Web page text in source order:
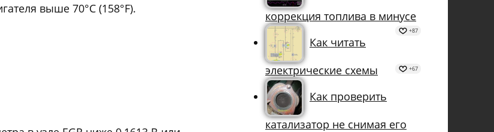
выше 70°С (158°F).
коррекция топлива в минусе
+87
Как читать
электрические схемы
+67
Как проверить
катализатор не снимая его